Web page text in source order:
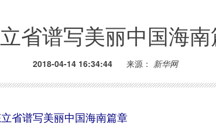
省谱写美丽中国海
2018-04-14 16:34:44 来源： 新华网
省谱写美丽中国海南篇章